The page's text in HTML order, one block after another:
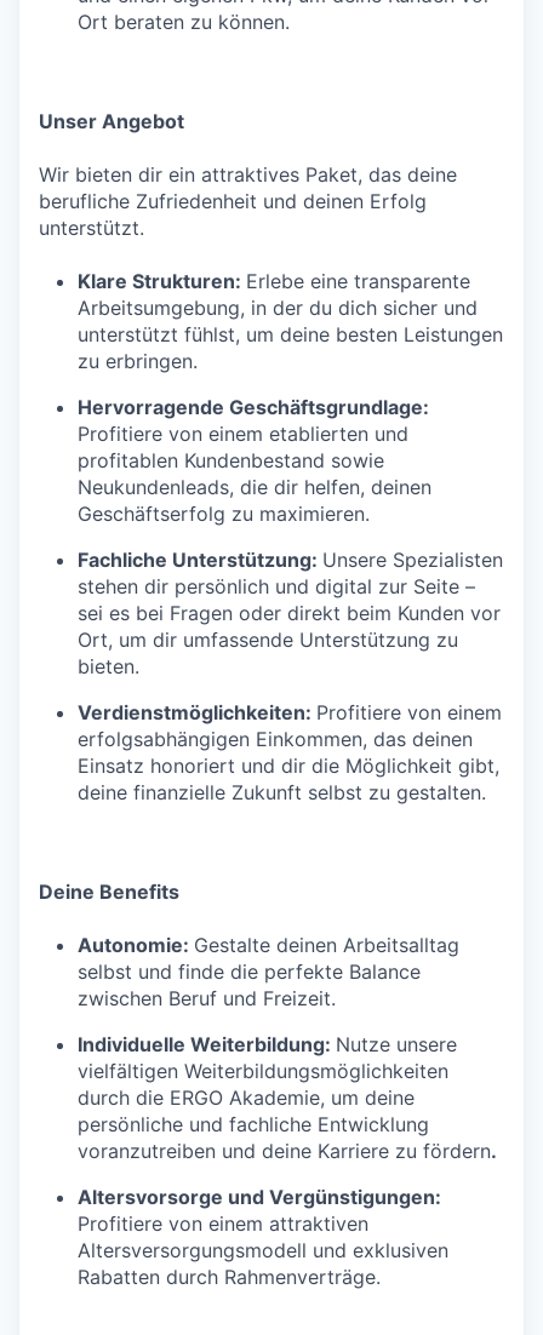
Ort beraten zu können.
Unser Angebot
Wir bieten dir ein attraktives Paket, das deine
berufliche Zufriedenheit und deinen Erfolg
unterstützt.
Klare Strukturen: Erlebe eine transparente
Arbeitsumgebung, in der du dich sicher und
unterstützt fühlst, um deine besten Leistungen
zu erbringen.
Hervorragende Geschäftsgrundlage:
Profitiere von einem etablierten und
profitablen Kundenbestand sowie
Neukundenleads, die dir helfen, deinen
Geschäftserfolg zu maximieren.
Fachliche Unterstützung: Unsere Spezialisten
stehen dir persönlich und digital zur Seite –
sei es bei Fragen oder direkt beim Kunden vor
Ort, um dir umfassende Unterstützung zu
bieten.
Verdienstmöglichkeiten: Profitiere von einem
erfolgsabhängigen Einkommen, das deinen
Einsatz honoriert und dir die Möglichkeit gibt,
deine finanzielle Zukunft selbst zu gestalten.
Deine Benefits
Autonomie: Gestalte deinen Arbeitsalltag
selbst und finde die perfekte Balance
zwischen Beruf und Freizeit.
Individuelle Weiterbildung: Nutze unsere
vielfältigen Weiterbildungsmöglichkeiten
durch die ERGO Akademie, um deine
persönliche und fachliche Entwicklung
voranzutreiben und deine Karriere zu fördern.
Altersvorsorge und Vergünstigungen:
Profitiere von einem attraktiven
Altersversorgungsmodell und exklusiven
Rabatten durch Rahmenverträge.